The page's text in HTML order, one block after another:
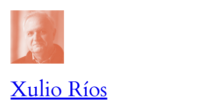
Saltar
contido
Xulio Ríos